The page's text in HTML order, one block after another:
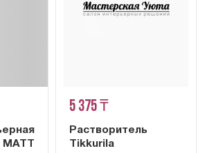
MATT
5 375 ₸
Растворитель
Tikkurila